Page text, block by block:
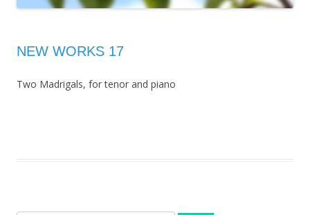
NEW WORKS 17
Two Madrigals, for tenor and piano